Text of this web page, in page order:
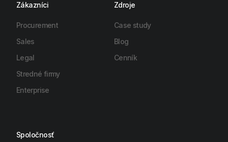
Zákazníci
Procurement
Sales
Legal
Stredné firmy
Enterprise
Zdroje
Case study
Blog
Cenník
Spoločnosť